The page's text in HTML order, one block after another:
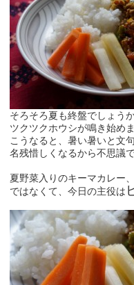
そろそろ夏も終盤でしょうか
ツクツクホウシが鳴き始めま
こうなると、暑い暑いと文
名残惜しくなるから不思議で
夏野菜入りのキーマカレー
ではなくて、今日の主役は